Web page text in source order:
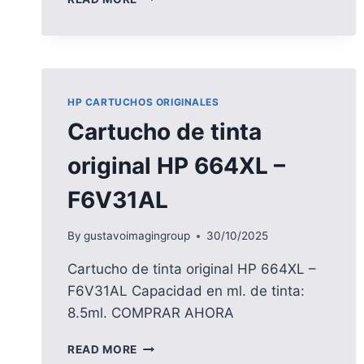
–
HP CARTUCHOS ORIGINALES
Cartucho de tinta
original HP 664XL –
F6V31AL
By gustavoimagingroup 30/10/2025
Cartucho de tinta original HP 664XL –
F6V31AL Capacidad en ml. de tinta:
8.5ml. COMPRAR AHORA
READ MORE CARTUCHO